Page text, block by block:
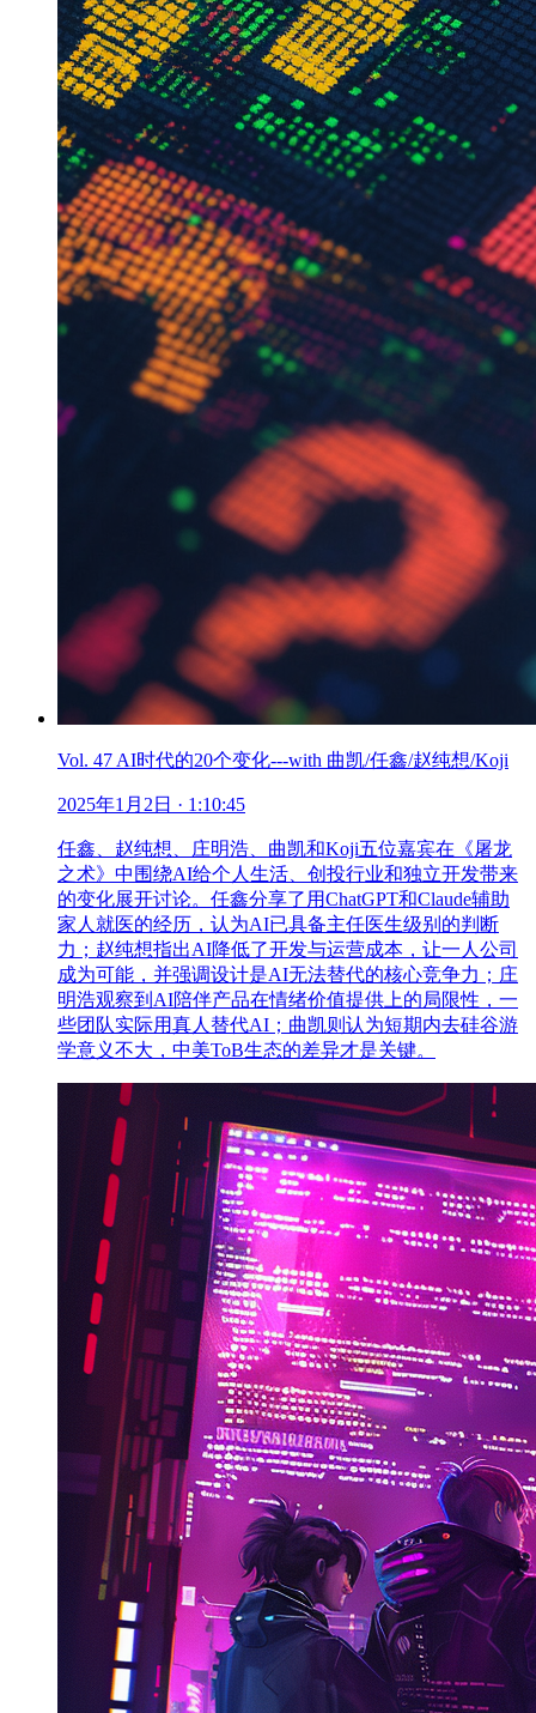
Vol. 47 AI时代的20个变化---with 曲凯/任鑫/赵纯想/Koji
2025年1月2日 · 1:10:45
任鑫、赵纯想、庄明浩、曲凯和Koji五位嘉宾在《屠龙
之术》中围绕AI给个人生活、创投行业和独立开发带来
的变化展开讨论。任鑫分享了用ChatGPT和Claude辅助
家人就医的经历，认为AI已具备主任医生级别的判断
力；赵纯想指出AI降低了开发与运营成本，让一人公司
成为可能，并强调设计是AI无法替代的核心竞争力；庄
明浩观察到AI陪伴产品在情绪价值提供上的局限性，一
些团队实际用真人替代AI；曲凯则认为短期内去硅谷游
学意义不大，中美ToB生态的差异才是关键。